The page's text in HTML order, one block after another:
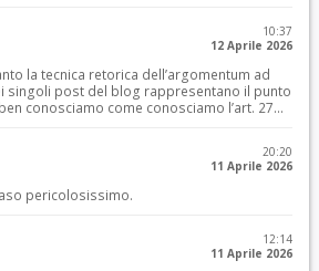
10:37
12 Aprile 2026
la tecnica retorica dell’argomentum ad
singoli post del blog rappresentano il punto
conosciamo come conosciamo l’art. 27...
20:20
11 Aprile 2026
pericolosissimo.
12:14
11 Aprile 2026